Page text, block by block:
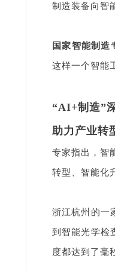
制造装备向智
国家智能制造
这样一个智能
“AI+制造”
助力产业转
专家指出，智
转型、智能化
浙江杭州的一
到智能光学检
度都达到了毫